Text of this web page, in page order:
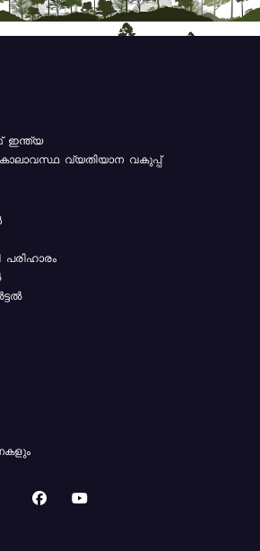
ഇന്ത്യ
കാലാവസ്ഥ വ്യതിയാന വകുപ്പ്